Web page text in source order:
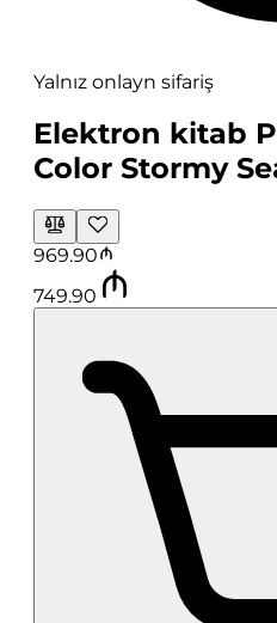
Yalnız onlayn sifariş
Elektron kitab
Color Stormy
969.90
749.90